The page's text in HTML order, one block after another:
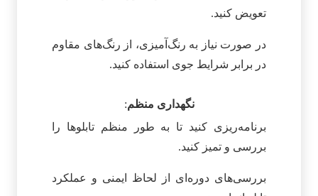
تعویض کنید.
در صورت نیاز به رنگ‌آمیزی، از رنگ‌های مقاوم
در برابر شرایط جوی استفاده کنید.
نگهداری منظم:
برنامه‌ریزی کنید تا به طور منظم تابلوها را
بررسی و تمیز کنید.
بررسی‌های دوره‌ای از لحاظ ایمنی و عملکرد